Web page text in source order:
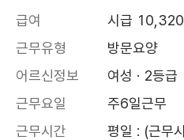
급여
시급
근무유형
방문요양
어르신정보
여성 · 2등급
근무요일
주6일근무
근무시간
평일 : (근무